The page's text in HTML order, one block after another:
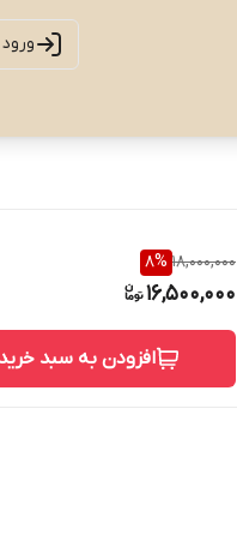
18,000,000
8%
16,500,000
افزودن به سبد خرید